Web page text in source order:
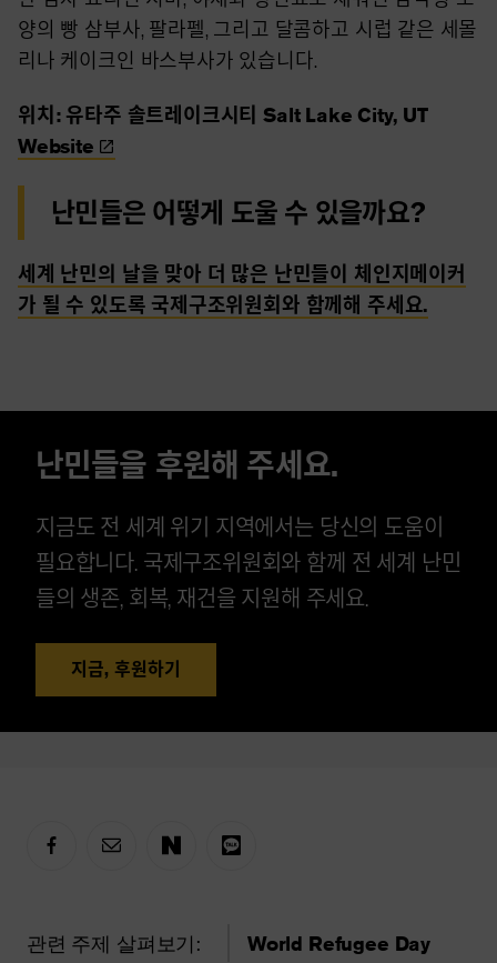
양의 빵 삼부사, 팔라펠, 그리고 달콤하고 시럽 같은 세몰
리나 케이크인 바스부사가 있습니다.
위치: 유타주 솔트레이크시티 Salt Lake City, UT
Website
난민들은 어떻게 도울 수 있을까요?
세계 난민의 날을 맞아 더 많은 난민들이 체인지메이커
가 될 수 있도록 국제구조위원회와 함께해 주세요.
난민들을 후원해 주세요.
지금도 전 세계 위기 지역에서는 당신의 도움이
필요합니다. 국제구조위원회와 함께 전 세계 난민
들의 생존, 회복, 재건을 지원해 주세요.
지금, 후원하기
관련 주제 살펴보기: World Refugee Day